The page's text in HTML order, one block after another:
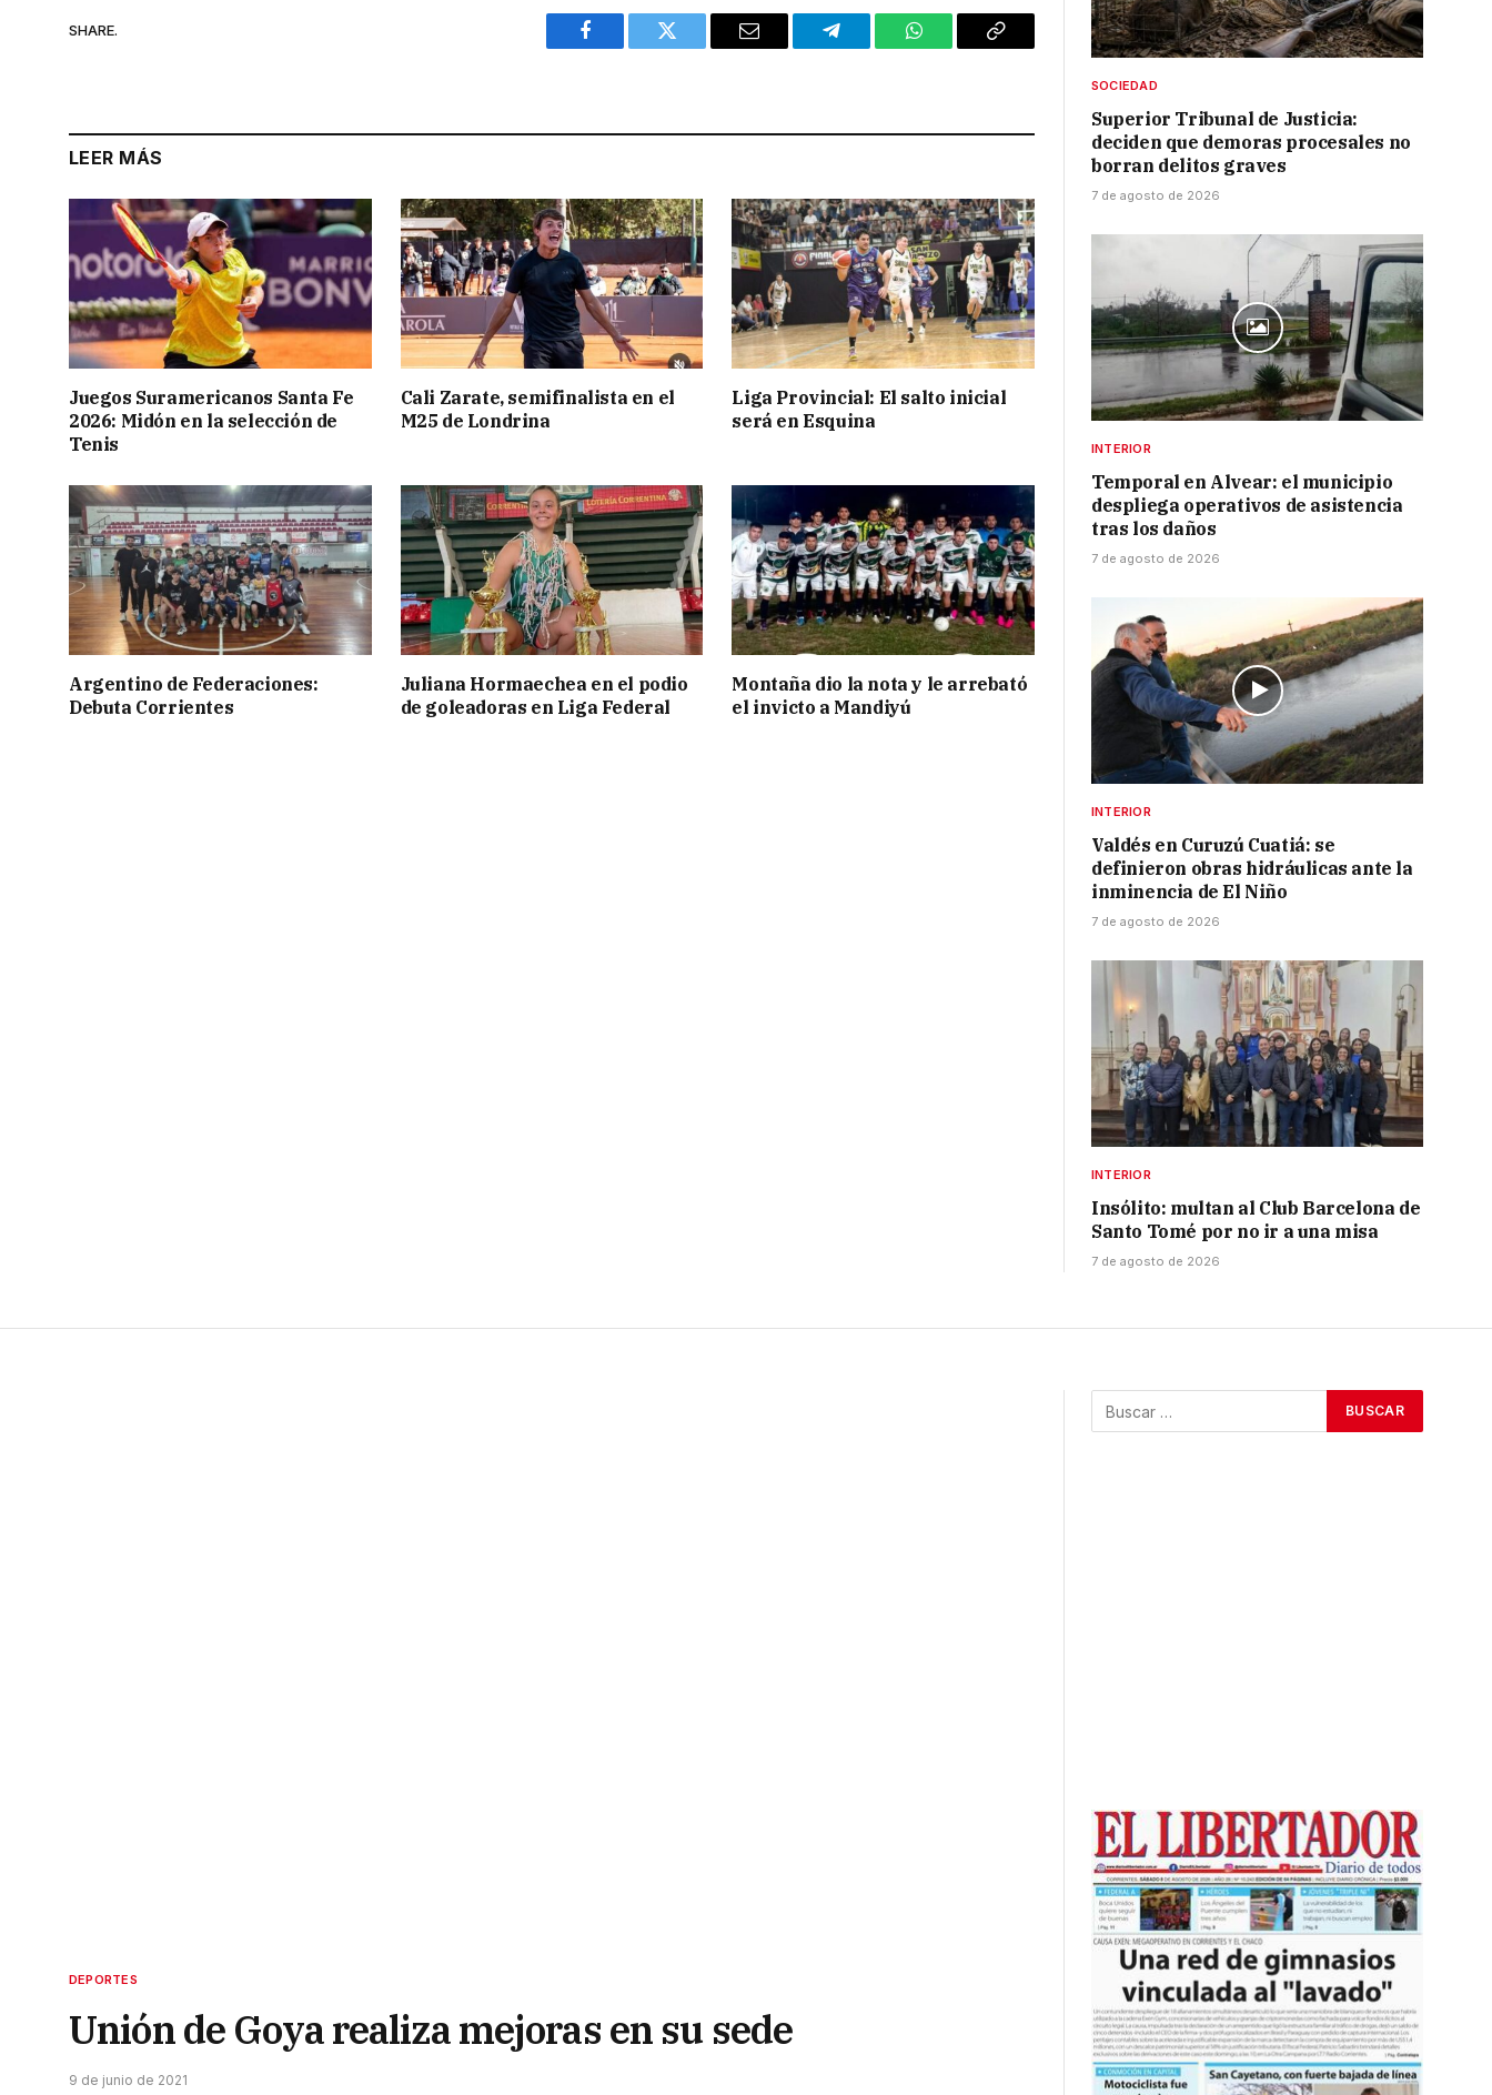
SHARE.
Facebook Twitter Email Telegram WhatsAppCopy
LEER MÁS
Juegos Suramericanos Santa Fe
2026: Midón en la selección de
Tenis
Cali Zarate, semifinalista en el
M25 de Londrina
Liga Provincial: El salto inicial
será en Esquina
Argentino de Federaciones:
Debuta Corrientes
Juliana Hormaechea en el podio
de goleadoras en Liga Federal
Montaña dio la nota y le arrebató
el invicto a Mandiyú
SOCIEDAD
Superior Tribunal de Justicia:
deciden que demoras procesales no
borran delitos graves
7 de agosto de 2026
INTERIOR
Temporal en Alvear: el municipio
despliega operativos de asistencia
tras los daños
7 de agosto de 2026
INTERIOR
Valdés en Curuzú Cuatiá: se
definieron obras hidráulicas ante la
inminencia de El Niño
7 de agosto de 2026
INTERIOR
Insólito: multan al Club Barcelona de
Santo Tomé por no ir a una misa
7 de agosto de 2026
DEPORTES
Unión de Goya realiza mejoras en su sede
9 de junio de 2021